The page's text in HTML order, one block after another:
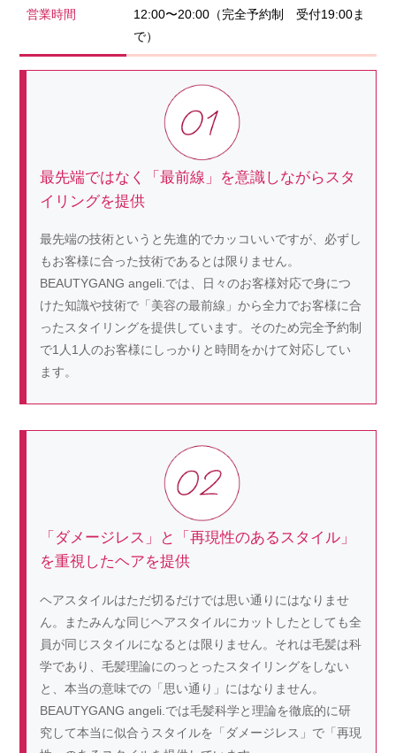
営業時間
12:00〜20:00（完全予約制 受付19:00ま
で）
最先端ではなく「最前線」を意識しながらスタ
イリングを提供
最先端の技術というと先進的でカッコいいですが、必ずし
もお客様に合った技術であるとは限りません。
BEAUTYGANG angeli.では、日々のお客様対応で身につ
けた知識や技術で「美容の最前線」から全力でお客様に合
ったスタイリングを提供しています。そのため完全予約制
で1人1人のお客様にしっかりと時間をかけて対応してい
ます。
「ダメージレス」と「再現性のあるスタイル」
を重視したヘアを提供
ヘアスタイルはただ切るだけでは思い通りにはなりませ
ん。またみんな同じヘアスタイルにカットしたとしても全
員が同じスタイルになるとは限りません。それは毛髪は科
学であり、毛髪理論にのっとったスタイリングをしない
と、本当の意味での「思い通り」にはなりません。
BEAUTYGANG angeli.では毛髪科学と理論を徹底的に研
究して本当に似合うスタイルを「ダメージレス」で「再現